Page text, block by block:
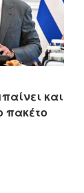
και
πακέτο